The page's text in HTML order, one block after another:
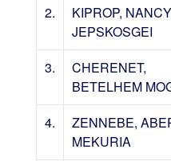
2.
KIPROP, NANCY
JEPSKOSGEI
3.
CHERENET,
BETELHEM
4.
ZENNEBE,
MEKURIA